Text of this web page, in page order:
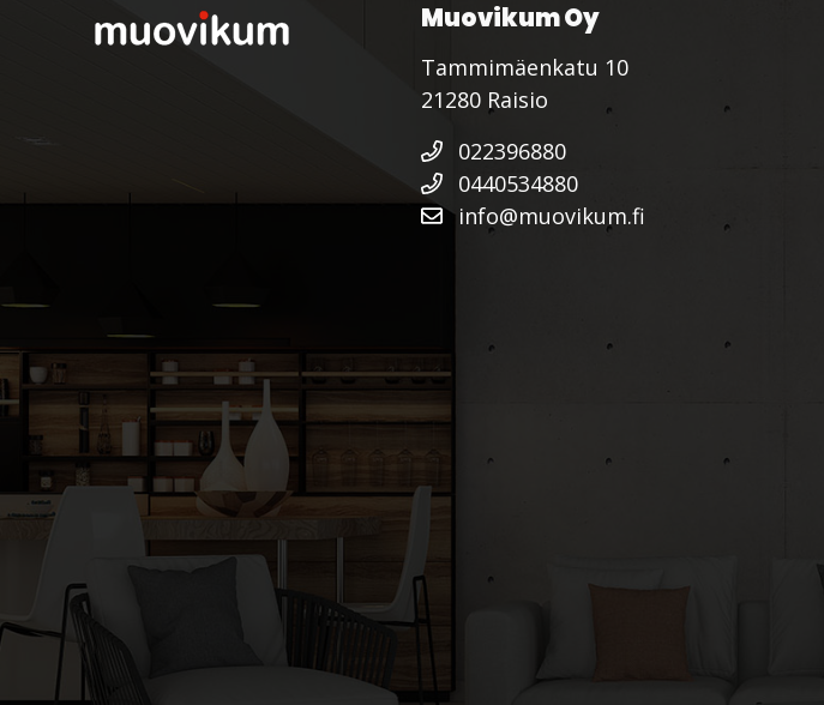
Muovikum Oy
Tammimäenkatu 10
21280 Raisio
022396880
0440534880
info@muovikum.fi